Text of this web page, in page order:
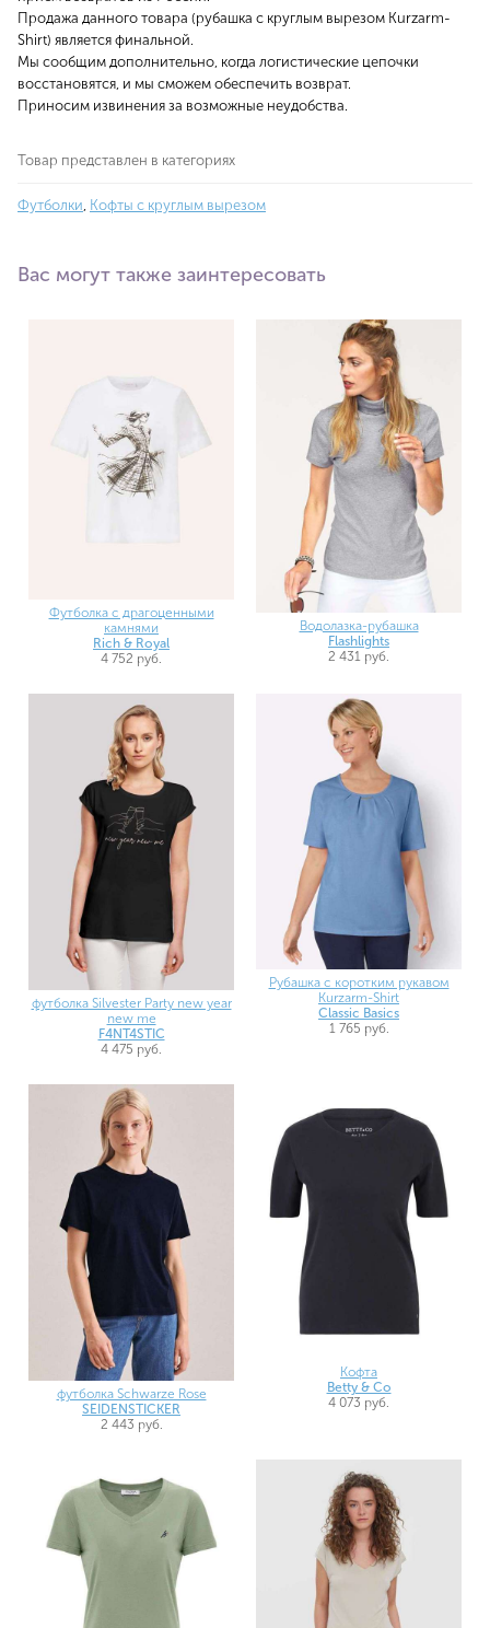
Продажа данного товара (рубашка с круглым вырезом Kurzarm-
Shirt) является финальной.
Мы сообщим дополнительно, когда логистические цепочки
восстановятся, и мы сможем обеспечить возврат.
Приносим извинения за возможные неудобства.
Товар представлен в категориях
Футболки Кофты с круглым вырезом
Вас могут также заинтересовать
Футболка с драгоценными
камнями
Rich & Royal
4 752 руб.
Водолазка-рубашка
Flashlights
2 431 руб.
футболка Silvester Party new year
new me
F4NT4STIC
4 475 руб.
Рубашка с коротким рукавом
Kurzarm-Shirt
Classic Basics
1 765 руб.
футболка Schwarze Rose
SEIDENSTICKER
2 443 руб.
Кофта
Betty & Co
4 073 руб.